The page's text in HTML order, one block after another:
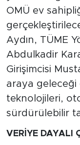
OMÜ ev
Aydın, TÜME
Abdulkadir
Girişimcisi
araya geleceği
teknolojileri,
sürdürülebilir
VERİYE DAYALI